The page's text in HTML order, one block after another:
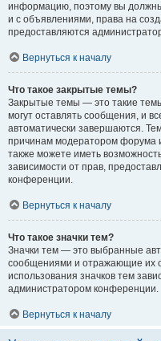
информацию, поэтому вы должны
и с объявлениями, права на
предоставляются
Вернуться к началу
Что такое закрытые темы?
Закрытые темы — это такие
могут оставлять сообщения, и
автоматически завершаются.
причинам модератором форума
также можете иметь
зависимости от прав,
конференции.
Вернуться к началу
Что такое значки тем?
Значки тем — это выбранные
сообщениями и отражающие их
использования значков тем
администратором конференции.
Вернуться к началу